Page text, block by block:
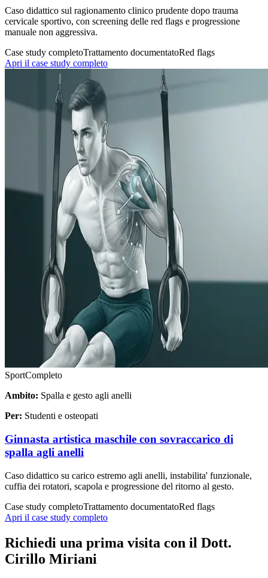
Caso didattico sul ragionamento clinico prudente dopo trauma
cervicale sportivo, con screening delle red flags e progressione
manuale non aggressiva.
Case study completoTrattamento documentatoRed flags
Apri il case study completo
SportCompleto
Ambito: Spalla e gesto agli anelli
Per: Studenti e osteopati
Ginnasta artistica maschile con sovraccarico di
spalla agli anelli
Caso didattico su carico estremo agli anelli, instabilita' funzionale,
cuffia dei rotatori, scapola e progressione del ritorno al gesto.
Case study completoTrattamento documentatoRed flags
Apri il case study completo
Richiedi una prima visita con il Dott.
Cirillo Miriani